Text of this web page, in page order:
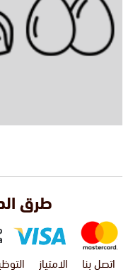
طرق
اتصل بنا الامتياز